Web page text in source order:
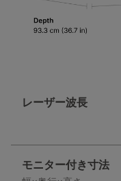
レーザー波長
モニター付き寸法